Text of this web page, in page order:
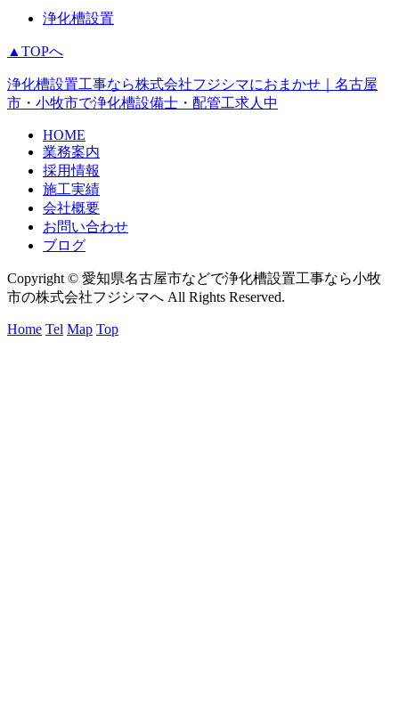
浄化槽設置
▲TOPへ
浄化槽設置工事なら株式会社フジシマにおまかせ｜名古屋
市・小牧市で浄化槽設備士・配管工求人中
HOME
業務案内
採用情報
施工実績
会社概要
お問い合わせ
ブログ
Copyright © 愛知県名古屋市などで浄化槽設置工事なら小牧
市の株式会社フジシマへ All Rights Reserved.
Home Tel Map Top